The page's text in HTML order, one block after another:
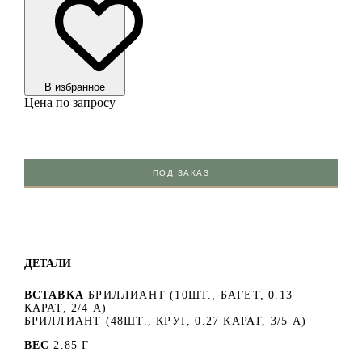
В избранноe
Цена по запросу
ПОД ЗАКАЗ
ДЕТАЛИ
ВСТАВКА БРИЛЛИАНТ (10ШТ., БАГЕТ, 0.13
КАРАТ, 2/4 А)
БРИЛЛИАНТ (48ШТ., КРУГ, 0.27 КАРАТ, 3/5 А)
ВЕС 2.85 Г